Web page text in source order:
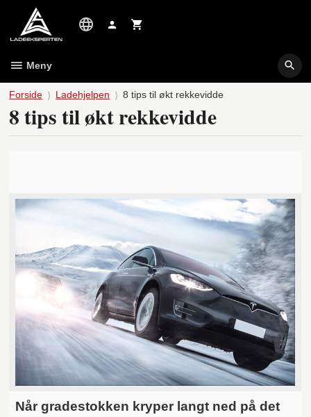
innholdet
Meny
Forside Ladehjelpen 8 tips til økt rekkevidde
8 tips til økt rekkevidde
Når gradestokken kryper langt ned på det